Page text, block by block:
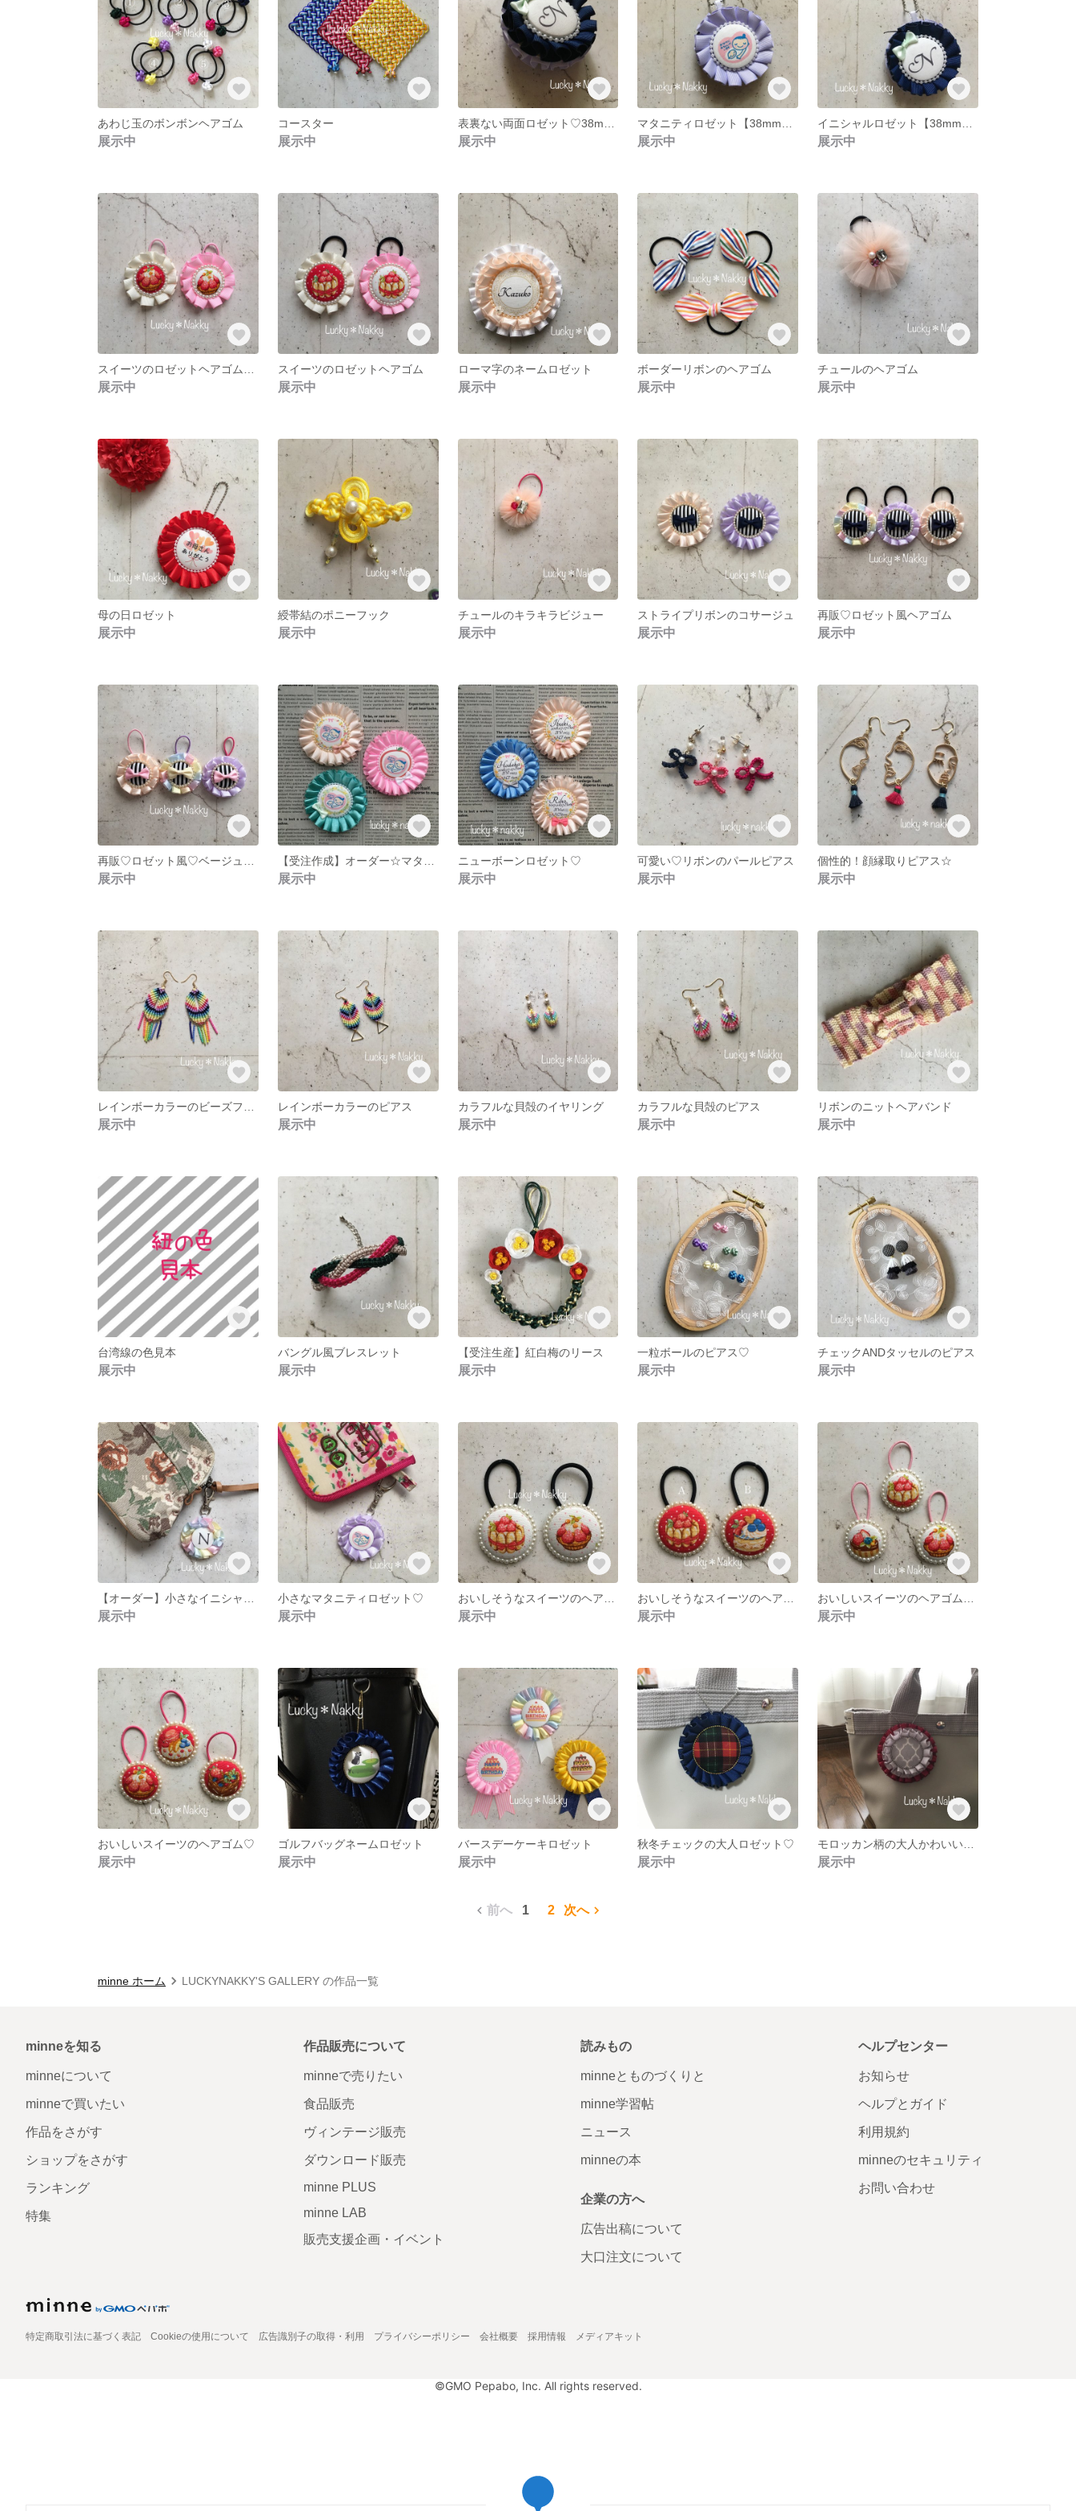
あわじ玉のボンボンヘアゴム
展示中
コースター
展示中 展示中 展示中 展示中
展示中
スイーツのロゼットヘアゴム
展示中
ローマ字のネームロゼット
展示中
ボーダーリボンのヘアゴム
展示中
チュールのヘアゴム
展示中
母の日ロゼット
展示中
綬帯結のポニーフック
展示中
チュールのキラキラビジュー
展示中
ストライプリボンのコサージュ
展示中
再販♡ロゼット風ヘアゴム
展示中
展示中 展示中
ニューボーンロゼット♡
展示中
可愛い♡リボンのパールピアス
展示中
個性的！顔縁取りピアス☆
展示中
展示中
レインボーカラーのピアス
展示中
カラフルな貝殻のイヤリング
展示中
カラフルな貝殻のピアス
展示中
リボンのニットヘアバンド
展示中
台湾線の色見本
展示中
バングル風ブレスレット
展示中
【受注生産】紅白梅のリース
展示中
一粒ボールのピアス♡
展示中
チェックANDタッセルのピアス
展示中
展示中
小さなマタニティロゼット♡
展示中 展示中 展示中 展示中
おいしいスイーツのヘアゴム♡
展示中
ゴルフバッグネームロゼット
展示中
バースデーケーキロゼット
展示中
秋冬チェックの大人ロゼット♡
展示中 展示中
前へ 1 2 次へ
minne ホーム LUCKYNAKKY'S GALLERY の作品一覧
minneを知る
minneについて
minneで買いたい
作品をさがす
ショップをさがす
ランキング
特集
作品販売について
minneで売りたい
食品販売
ヴィンテージ販売
ダウンロード販売
minne PLUS
minne LAB
販売支援企画・イベント
読みもの
minneとものづくりと
minne学習帖
ニュース
minneの本
企業の方へ
広告出稿について
大口注文について
ヘルプセンター
お知らせ
ヘルプとガイド
利用規約
minneのセキュリティ
お問い合わせ
特定商取引法に基づく表記 Cookieの使用について 広告識別子の取得・利用 プライバシーポリシー 会社概要 採用情報 メディアキット
©GMO Pepabo, Inc. All rights reserved.